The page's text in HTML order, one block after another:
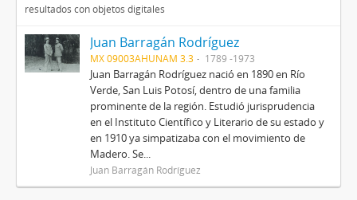
resultados con objetos digitales
Juan Barragán Rodríguez
MX 09003AHUNAM 3.3 1789 -1973
Juan Barragán Rodríguez nació en 1890 en Río
Verde, San Luis Potosí, dentro de una familia
prominente de la región. Estudió jurisprudencia
en el Instituto Científico y Literario de su estado y
en 1910 ya simpatizaba con el movimiento de
Madero. Se...
Juan Barragán Rodríguez